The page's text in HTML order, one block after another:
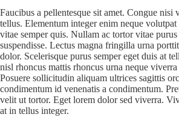
Faucibus a pellentesque sit amet. Congue nisi
tellus. Elementum integer enim neque
vitae semper quis. Nullam ac tortor vitae
suspendisse. Lectus magna fringilla urna
dolor. Scelerisque purus semper eget duis at
nisl rhoncus mattis rhoncus urna neque viverra
Posuere sollicitudin aliquam ultrices sagittis
condimentum id venenatis a condimentum.
velit ut tortor. Eget lorem dolor sed viverra.
at in tellus integer.